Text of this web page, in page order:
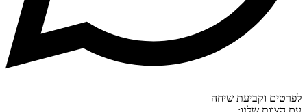
לפרטים וקביעת שיחה